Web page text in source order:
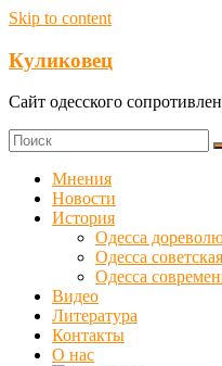
Skip to content
Куликовец
Сайт одесского
Мнения
Новости
История
Одесса
Одесса советская
Одесса
Видео
Литература
Контакты
О нас